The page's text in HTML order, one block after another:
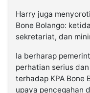
Harry juga
Bone Bolango:
sekretariat, dan
Ia berharap
perhatian serius
terhadap KPA Bone
upaya pencegahan